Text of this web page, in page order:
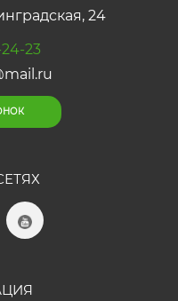
24
24-23